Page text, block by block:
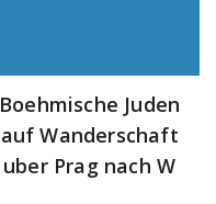
Boehmische Juden
auf Wanderschaft
uber Prag nach W